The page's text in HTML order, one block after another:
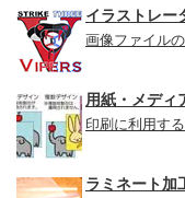
イラストレー
画像ファイル
用紙・メディ
印刷に利用す
ラミネート加